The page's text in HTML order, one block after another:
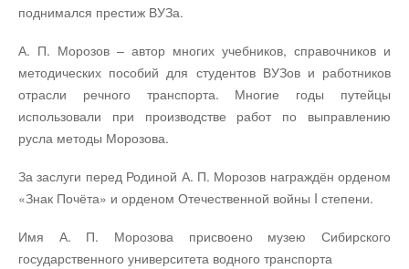
поднимался престиж ВУЗа.
А. П. Морозов – автор многих учебников, справочников и
методических пособий для студентов ВУЗов и работников
отрасли речного транспорта. Многие годы путейцы
использовали при производстве работ по выправлению
русла методы Морозова.
За заслуги перед Родиной А. П. Морозов награждён орденом
«Знак Почёта» и орденом Отечественной войны I степени.
Имя А. П. Морозова присвоено музею Сибирского
государственного университета водного транспорта